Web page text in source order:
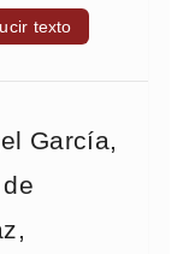
texto
García,